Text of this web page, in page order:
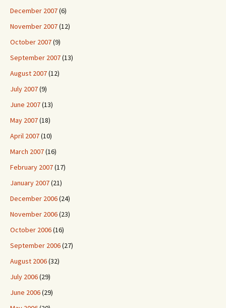
December 2007(6)
November 2007(12)
October 2007(9)
September 2007(13)
August 2007(12)
July 2007(9)
June 2007(13)
May 2007(18)
April 2007(10)
March 2007(16)
February 2007(17)
January 2007(21)
December 2006(24)
November 2006(23)
October 2006(16)
September 2006(27)
August 2006(32)
July 2006(29)
June 2006(29)